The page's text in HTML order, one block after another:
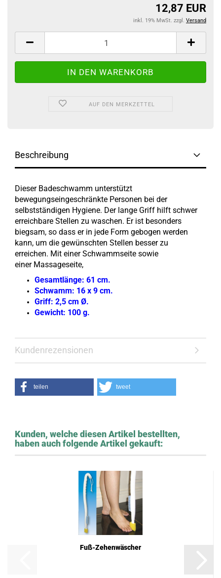
12,87 EUR
inkl. 19% MwSt. zzgl. Versand
AUF DEN MERKZETTEL
Beschreibung
Dieser Badeschwamm unterstützt
bewegungseingeschränkte Personen bei der
selbstständigen Hygiene. Der lange Griff hilft schwer
erreichbare Stellen zu waschen. Er ist besonders
biegsam, so dass er in jede Form gebogen werden
kann, um die gewünschten Stellen besser zu
erreichen. Mit einer Schwammseite sowie
einer Massageseite,
Gesamtlänge: 61 cm.
Schwamm: 16 x 9 cm.
Griff: 2,5 cm Ø.
Gewicht: 100 g.
Kundenrezensionen
teilen tweet
Kunden, welche diesen Artikel bestellten,
haben auch folgende Artikel gekauft:
Fuß-Zehenwäscher